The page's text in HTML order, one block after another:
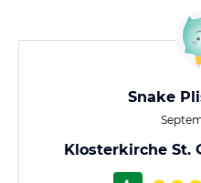
Snake
Klosterkirche St.